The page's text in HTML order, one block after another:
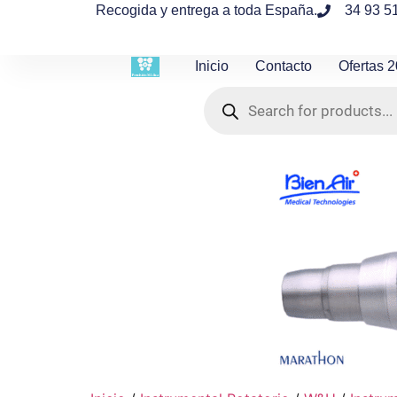
Recogida y entrega a toda España. 34 93
Inicio Contacto Ofertas